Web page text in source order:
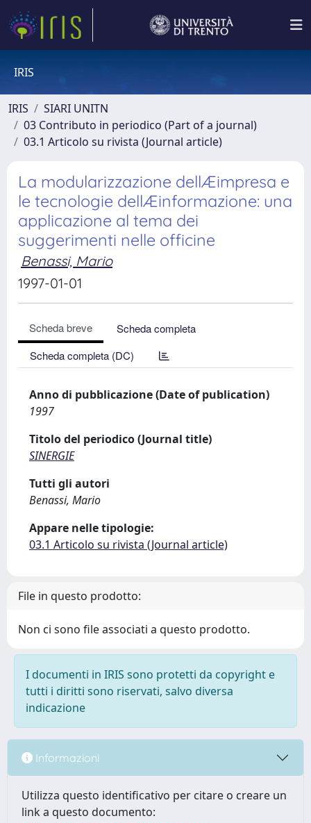
IRIS
IRIS
SIARI UNITN
03 Contributo in periodico (Part of a journal)
03.1 Articolo su rivista (Journal article)
La modularizzazione dellÆimpresa e
le tecnologie dellÆinformazione: una
applicazione al tema dei
suggerimenti nelle officine
Benassi, Mario
1997-01-01
Scheda breve
Scheda completa
Scheda completa (DC)
Anno di pubblicazione (Date of publication)
1997
Titolo del periodico (Journal title)
SINERGIE
Tutti gli autori
Benassi, Mario
Appare nelle tipologie:
03.1 Articolo su rivista (Journal article)
File in questo prodotto:
Non ci sono file associati a questo prodotto.
I documenti in IRIS sono protetti da copyright e
tutti i diritti sono riservati, salvo diversa
indicazione
Informazioni
Utilizza questo identificativo per citare o creare un
link a questo documento: